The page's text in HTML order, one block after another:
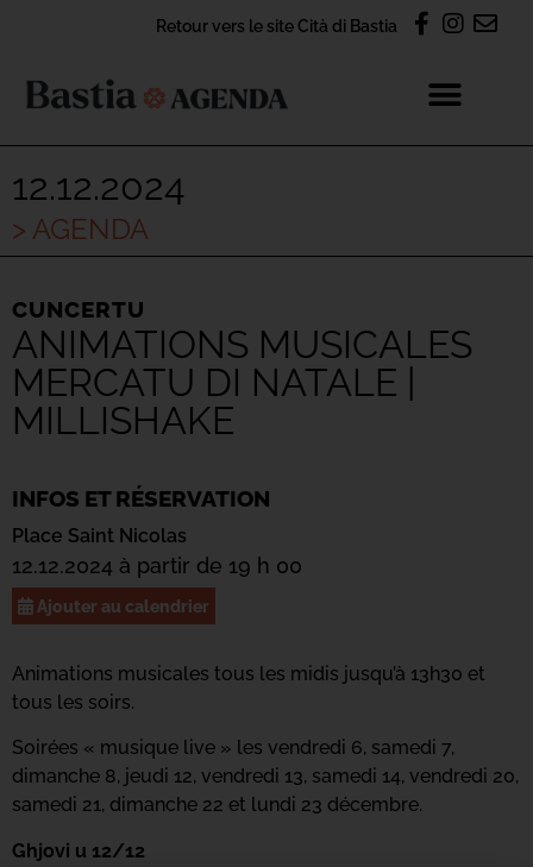
Retour vers le site Cità di Bastia
12.12.2024
> AGENDA
CUNCERTU
ANIMATIONS MUSICALES
MERCATU DI NATALE |
MILLISHAKE
INFOS ET RÉSERVATION
Place Saint Nicolas
12.12.2024 à partir de 19 h 00
Ajouter au calendrier
Animations musicales tous les midis jusqu’à 13h30 et
tous les soirs.
Soirées « musique live » les vendredi 6, samedi 7,
dimanche 8, jeudi 12, vendredi 13, samedi 14, vendredi 20,
samedi 21, dimanche 22 et lundi 23 décembre.
Ghjovi u 12/12